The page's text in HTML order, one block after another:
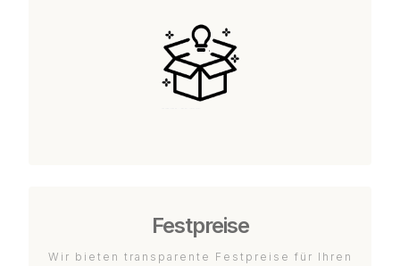
Festpreise
Wir bieten transparente Festpreise für Ihren